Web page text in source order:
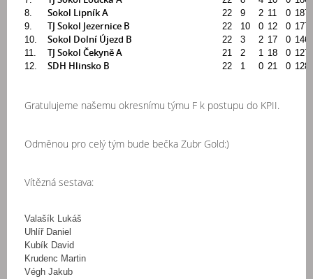
8.
Sokol Lipník A 22 9 2 11 0
9.
TJ Sokol Jezernice B 22 10 0 12 0
10.
Sokol Dolní Újezd B 22 3 2 17 0
11.
TJ Sokol Čekyně A 21 2 1 18 0
12.
SDH Hlinsko B 22 1 0 21 0
Gratulujeme našemu okresnímu týmu F k postupu do KPII.
Odměnou pro celý tým bude bečka Zubr Gold:)
Vítězná sestava:
Valašík Lukáš
Uhlíř Daniel
Kubík David
Krudenc Martin
Végh Jakub